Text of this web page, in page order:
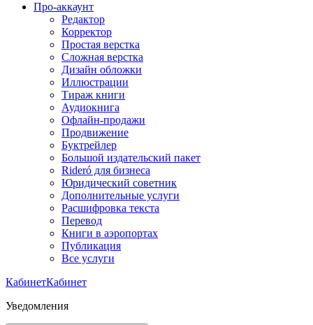
Про-аккаунт
Редактор
Корректор
Простая верстка
Сложная верстка
Дизайн обложки
Иллюстрации
Тираж книги
Аудиокнига
Офлайн-продажи
Продвижение
Буктрейлер
Большой издательский пакет
Rideró для бизнеса
Юридический советник
Дополнительные услуги
Расшифровка текста
Перевод
Книги в аэропортах
Публикация
Все услуги
КабинетКабинет
Уведомления